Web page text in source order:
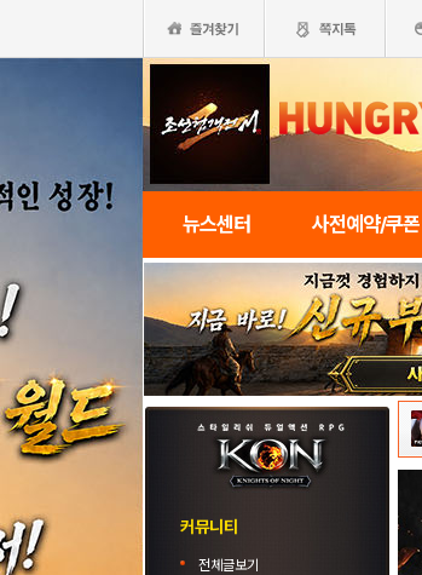
뉴스센터 사전예약/쿠폰
커뮤니티
전체글보기